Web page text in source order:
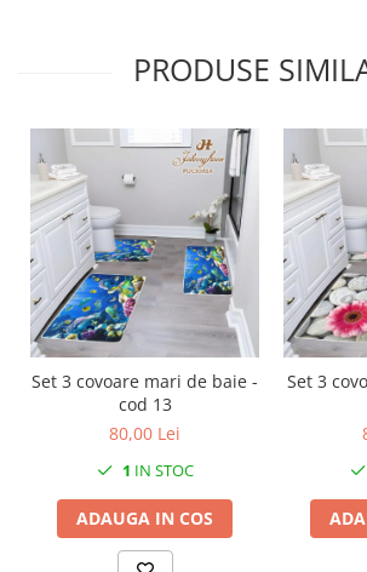
PRODUSE
Set 3 covoare mari de baie -
cod 13
80,00 Lei
1 IN STOC
ADAUGA IN COS
Set 3